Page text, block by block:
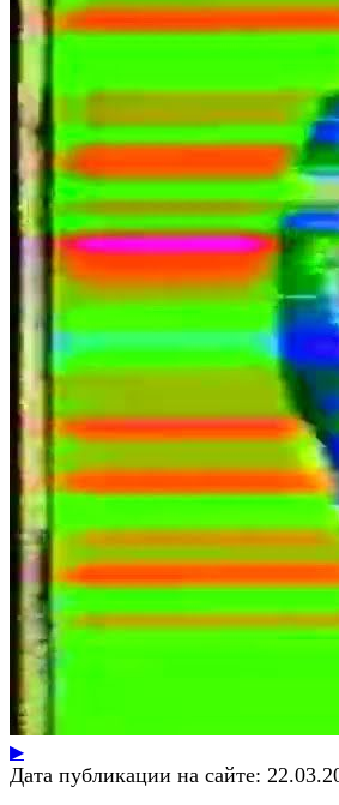
▶
Дата публикации на сайте: